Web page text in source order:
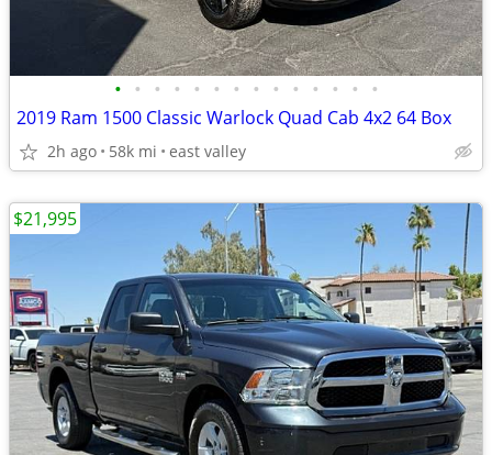
• • • • • • • • • • • • • •
2019 Ram 1500 Classic Warlock Quad Cab 4x2 64 Box
2h ago 58k mi east valley
$21,995